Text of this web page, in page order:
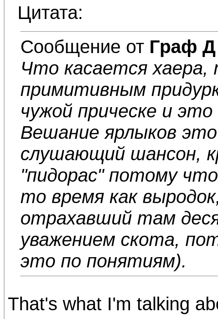
Цитата:
Сообщение от Граф Д
Что касается
примитивным
чужой прическе и
Вешание ярлыков
слушающий шансон,
"пидорас" потому
то время как
отрахавший там
уважением скота,
это по понятиям).
That's what I'm talking